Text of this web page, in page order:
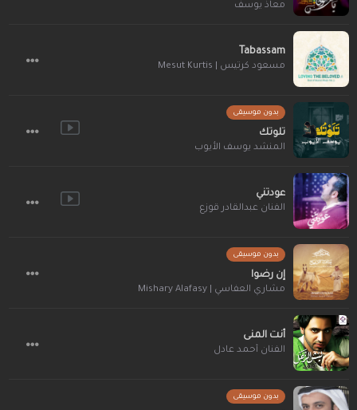
معاذ يوسف
Tabassam
مسعود كرتيس | Mesut Kurtis
بدون موسيقى
تلوتك
المنشد يوسف الأيوب
عودتني
الفنان عبدالقادر قوزع
بدون موسيقى
إن رضوا
مشاري العفاسي | Mishary Alafasy
أنت المنى
الفنان أحمد عادل
بدون موسيقى